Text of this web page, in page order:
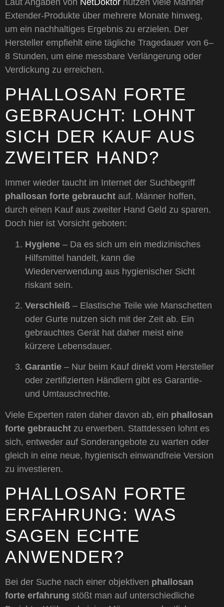
Extender-Produkte über mehrere Monate hinweg,
um ein nachhaltiges Ergebnis zu erzielen. Der
Hersteller empfiehlt eine tägliche Tragedauer von 6–
8 Stunden, um eine messbare Verlängerung oder
Verdickung zu erreichen.
PHALLOSAN FORTE
GEBRAUCHT: LOHNT
SICH DER KAUF AUS
ZWEITER HAND?
Immer wieder taucht im Internet der Suchbegriff
phallosan forte gebraucht auf. Männer hoffen,
durch einen Kauf aus zweiter Hand Geld zu sparen.
Doch hier ist Vorsicht geboten:
Hygiene – Da es sich um ein medizinisches
Hilfsmittel handelt, kann die
Wiederverwendung aus hygienischer Sicht
riskant sein.
Verschleiß – Elastische Teile wie Manschetten
oder Gurte nutzen sich mit der Zeit ab. Ein
gebrauchtes Gerät hat daher meist eine
kürzere Lebensdauer.
Garantie – Nur beim Kauf direkt vom Hersteller
oder zertifizierten Händlern gibt es Garantie-
und Umtauschrechte.
Viele Experten raten daher davon ab, ein phallosan
forte gebraucht zu erwerben. Stattdessen lohnt es
sich, entweder auf Sonderangebote zu warten oder
gleich in eine neue, hygienisch einwandfreie Version
zu investieren.
PHALLOSAN FORTE
ERFAHRUNG: WAS
SAGEN ECHTE
ANWENDER?
Bei der Suche nach einer objektiven phallosan
forte erfahrung stößt man auf unterschiedliche